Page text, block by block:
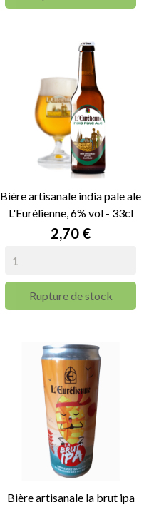
Bière artisanale india pale ale
L'Eurélienne, 6% vol - 33cl
Prix
2,70 €
Rupture de stock
Bière artisanale la brut ipa